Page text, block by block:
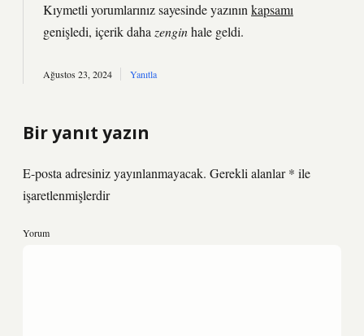
Kıymetli yorumlarınız sayesinde yazının kapsamı
genişledi, içerik daha zenginhale geldi.
Ağustos 23, 2024 Yanıtla
Bir yanıt yazın
E-posta adresiniz yayınlanmayacak. Gerekli alanlar* ile
işaretlenmişlerdir
Yorum